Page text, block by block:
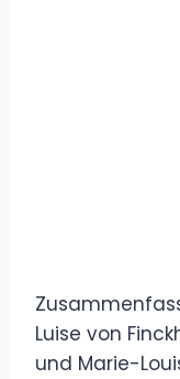
Luise von
und Marie-